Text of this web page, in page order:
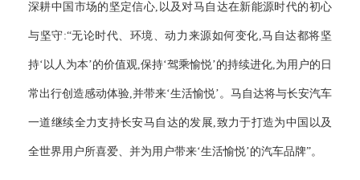
深耕中国市场的坚定信心,以及对马自达在新能源时代的初心
与坚守:“无论时代、环境、动力来源如何变化,马自达都将坚
持‘以人为本’的价值观,保持‘驾乘愉悦’的持续进化,为用户的日
常出行创造感动体验,并带来‘生活愉悦’。马自达将与长安汽车
一道继续全力支持长安马自达的发展,致力于打造为中国以及
全世界用户所喜爱、并为用户带来‘生活愉悦’的汽车品牌”。